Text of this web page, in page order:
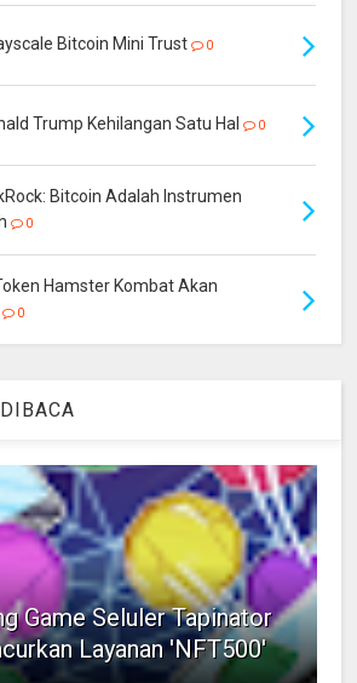
Bitcoin Mini Trust 0
Trump Kehilangan Satu Hal 0
Bitcoin Adalah Instrumen
0
Hamster Kombat Akan
0
Game Seluler Tapinator
Layanan 'NFT500'